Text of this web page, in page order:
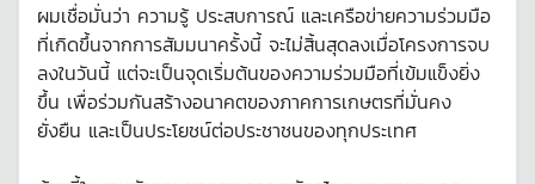
ผมเชื่อมั่นว่า ความรู้ ประสบการณ์ และเครือข่ายความร่วมมือ
ที่เกิดขึ้นจากการสัมมนาครั้งนี้ จะไม่สิ้นสุดลงเมื่อโครงการจบ
ลงในวันนี้ แต่จะเป็นจุดเริ่มต้นของความร่วมมือที่เข้มแข็งยิ่ง
ขึ้น เพื่อร่วมกันสร้างอนาคตของภาคการเกษตรที่มั่นคง
ยั่งยืน และเป็นประโยชน์ต่อประชาชนของทุกประเทศ